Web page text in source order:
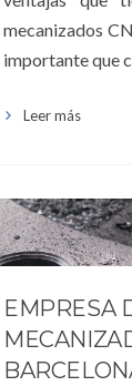
mecanizados
importante que
Leer más
EMPRESA